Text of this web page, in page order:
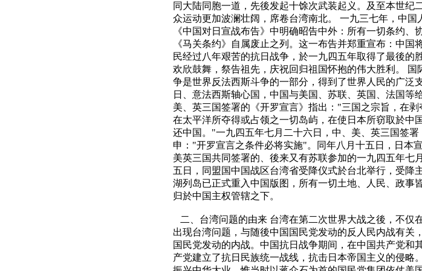
同大陆同胞一道，先後发起十馀次武装起义。及至本世纪
众运动更加波澜壮阔，席卷台湾南北。 一九三七年，中
《中国对日宣战布告》中明确昭告中外：所有一切条约、
《马关条约》自属废止之列。这一布告并郑重宣布：中
民经过八年艰苦的抗日战争，於一九四五年取得了最後的
欢欣鼓舞，祭告祖先，庆祝回归祖国怀抱的伟大胜利。
争是世界反法西斯斗争的一部分，得到了世界人民的广泛
日、意法西斯轴心国，中国与美国、苏联、英国、法国等
美、英三国签署的《开罗宣言》指出："三国之宗旨，在
在太平洋所夺得或占领之一切岛屿，在使日本所窃取於中
还中国。"一九四五年七月二十六日，中、美、英三国签
申："开罗宣言之条件必将实施"。同年八月十五日，日本
美英三国共同签署的、後来又有苏联参加的一九四五年七
五日，同盟国中国战区台湾省受降仪式於台北举行，受降
湖列岛已正式重入中国版图，所有一切土地、人民、政事
归於中国主权管辖之下。
二、台湾问题的由来 台湾在第二次世界大战之後，不仅
出现台湾问题，与随後中国国民党发动的反人民内战有关
国民党发动的内战。中国抗日战争期间，在中国共产党和
产党建立了抗日民族统一战线，抗击日本帝国主义的侵略